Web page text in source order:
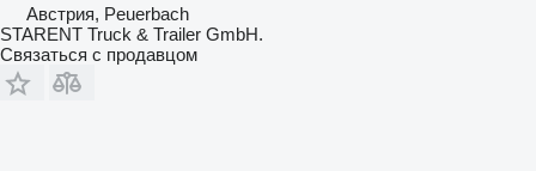
Австрия, Peuerbach
STARENT Truck & Trailer GmbH.
Связаться с продавцом